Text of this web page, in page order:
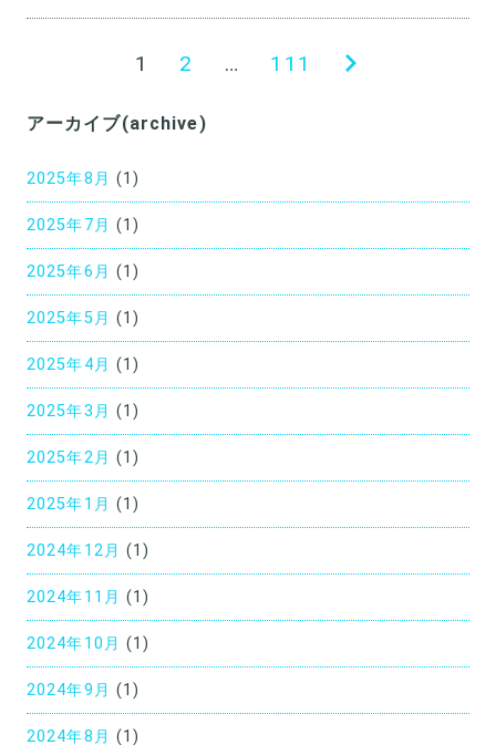
の
ペ
ー
ジ
送
り
1 2 … 111
次
ジ
アーカイブ(archive)
2025年8月 (1)
2025年7月 (1)
2025年6月 (1)
2025年5月 (1)
2025年4月 (1)
2025年3月 (1)
2025年2月 (1)
2025年1月 (1)
2024年12月 (1)
2024年11月 (1)
2024年10月 (1)
2024年9月 (1)
2024年8月 (1)